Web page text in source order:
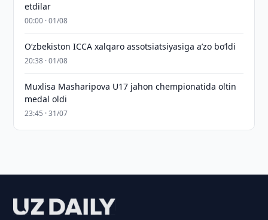
etdilar
00:00 · 01/08
O‘zbekiston ICCA xalqaro assotsiatsiyasiga aʼzo bo‘ldi
20:38 · 01/08
Muxlisa Masharipova U17 jahon chempionatida oltin
medal oldi
23:45 · 31/07